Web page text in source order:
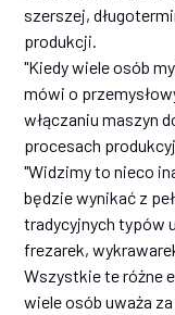
szerszej,
produkcji.
"Kiedy wiele osób
mówi o
włączaniu maszyn
procesach
"Widzimy to nieco
będzie wynikać z
tradycyjnych typów
frezarek,
Wszystkie te różne
wiele osób uważa